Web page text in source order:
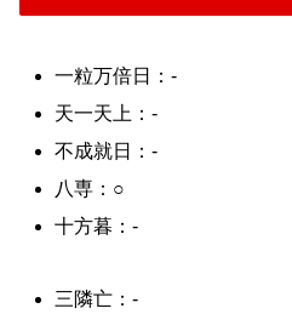
一粒万倍日：-
天一天上：-
不成就日：-
八専：○
十方暮：-
三隣亡：-